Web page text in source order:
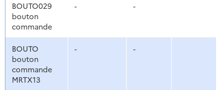
BOUTO029
bouton
commande
- -
BOUTO
bouton
commande
MRTX13
- -